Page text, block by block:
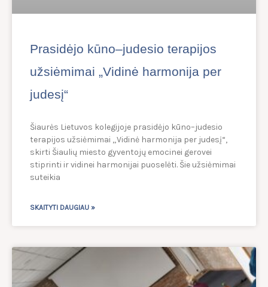
Prasidėjo kūno–judesio terapijos
užsiėmimai „Vidinė harmonija per
judesį“
Šiaurės Lietuvos kolegijoje prasidėjo kūno–judesio
terapijos užsiėmimai „Vidinė harmonija per judesį“,
skirti Šiaulių miesto gyventojų emocinei gerovei
stiprinti ir vidinei harmonijai puoselėti. Šie užsiėmimai
suteikia
SKAITYTI DAUGIAU »